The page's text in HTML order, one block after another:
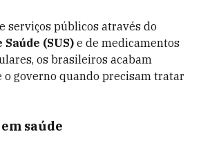
serviços públicos através do
(SUS) e de medicamentos
os brasileiros acabam
o governo quando precisam tratar
saúde